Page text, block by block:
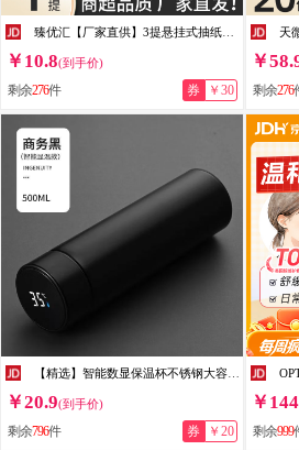
￥10.8(到手价)
剩余276件 券 ￥30
￥
剩余276
￥20.9(到手价)
剩余796件 券 ￥20
￥
剩余999